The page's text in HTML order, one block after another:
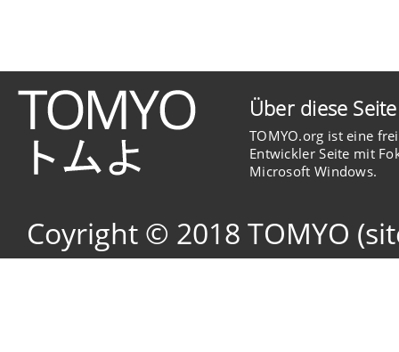
Über diese Seite
TOMYO.org ist eine
Entwickler Seite mit
Microsoft Windows.
Coyright © 2018 TOMYO